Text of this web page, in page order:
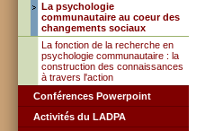
La psychologie
communautaire au coeur des
changements sociaux
La fonction de la recherche en
psychologie communautaire : la
construction des connaissances
à travers l'action
Conférences Powerpoint
Activités du LADPA